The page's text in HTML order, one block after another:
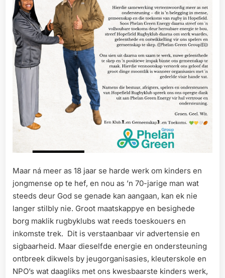
Maar ná meer as 18 jaar se harde werk om kinders en
jongmense op te hef, en nou as ’n 70-jarige man wat
steeds deur God se genade kan aangaan, kan ek nie
langer stilbly nie. Groot maatskappye en besighede
borg maklik rugbyklubs wat reeds toeskouers en
inkomste trek. Dit is verstaanbaar vir advertensie en
sigbaarheid. Maar dieselfde energie en ondersteuning
ontbreek dikwels by jeugorganisasies, kleuterskole en
NPO’s wat daagliks met ons kwesbaarste kinders werk,